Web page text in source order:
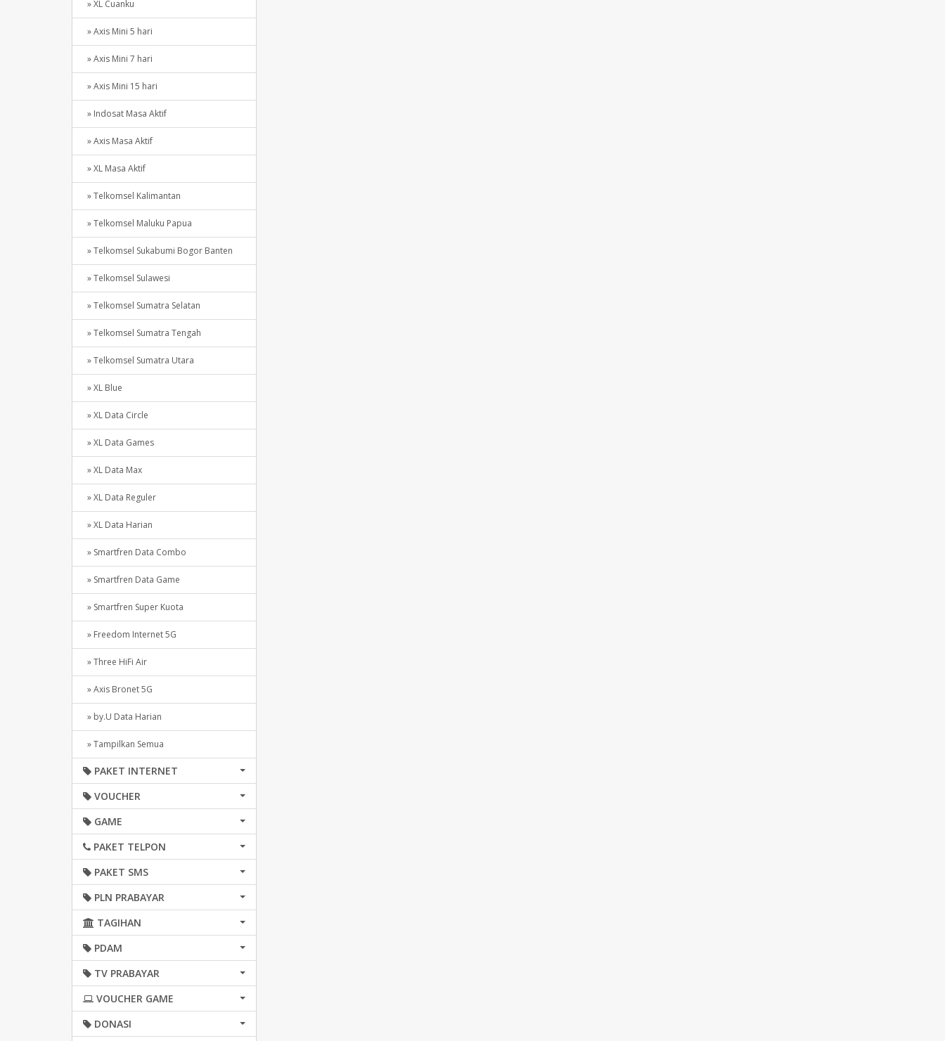
» XL Cuanku
» Axis Mini 5 hari
» Axis Mini 7 hari
» Axis Mini 15 hari
» Indosat Masa Aktif
» Axis Masa Aktif
» XL Masa Aktif
» Telkomsel Kalimantan
» Telkomsel Maluku Papua
» Telkomsel Sukabumi Bogor Banten
» Telkomsel Sulawesi
» Telkomsel Sumatra Selatan
» Telkomsel Sumatra Tengah
» Telkomsel Sumatra Utara
» XL Blue
» XL Data Circle
» XL Data Games
» XL Data Max
» XL Data Reguler
» XL Data Harian
» Smartfren Data Combo
» Smartfren Data Game
» Smartfren Super Kuota
» Freedom Internet 5G
» Three HiFi Air
» Axis Bronet 5G
» by.U Data Harian
» Tampilkan Semua
PAKET INTERNET
VOUCHER
GAME
PAKET TELPON
PAKET SMS
PLN PRABAYAR
TAGIHAN
PDAM
TV PRABAYAR
VOUCHER GAME
DONASI